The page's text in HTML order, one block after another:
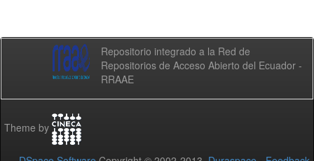
Repositorio integrado a la Red de
Repositorios de Acceso Abierto del Ecuador -
RRAAE
Theme by